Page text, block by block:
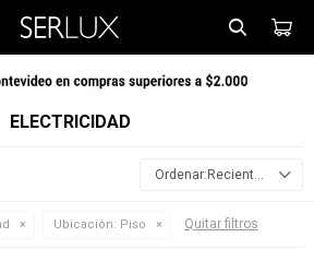
ELECTRICIDAD
Recientes
Ubicación: Piso Quitar filtros